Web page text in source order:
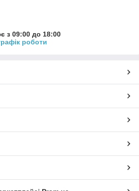
з 09:00 до 18:00
роботи